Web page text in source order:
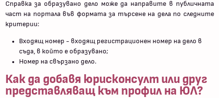
Справка за образувано дело може да направите в публичната
част на портала във формата за търсене на дела по следните
критерии:
Входящ номер - входящ регистрационен номер на дело в
съда, в който е образувано;
Номер на свързано дело.
Как да добавя юрисконсулт или друг
представляващ към профил на ЮЛ?